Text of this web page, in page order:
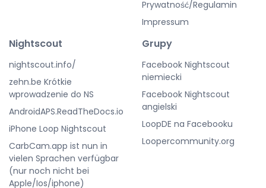
Prywatność/Regulamin
Impressum
Nightscout
nightscout.info/
zehn.be Krótkie
wprowadzenie do NS
AndroidAPS.ReadTheDocs.io
iPhone Loop Nightscout
CarbCam.app ist nun in
vielen Sprachen verfügbar
(nur noch nicht bei
Apple/Ios/iphone)
Grupy
Facebook Nightscout
niemiecki
Facebook Nightscout
angielski
LoopDE na Facebooku
Loopercommunity.org